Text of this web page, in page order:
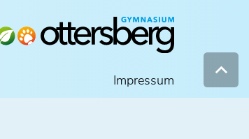
Impressum